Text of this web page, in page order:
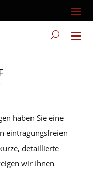
haben Sie eine
eintragungsfreien
detaillierte
wir Ihnen